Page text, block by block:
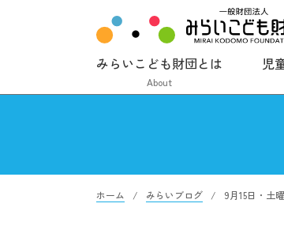
みらいこども財団とは
About
児
ホーム みらいブログ 9月15日・土